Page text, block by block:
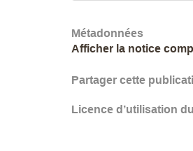
Métadonnées
Afficher la notice
Partager cette
Licence d’utilisation